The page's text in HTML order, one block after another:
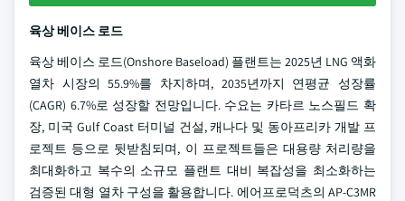
육상 베이스 로드
육상 베이스 로드(Onshore Baseload) 플랜트는 2025년 LNG 액화
열차 시장의 55.9%를 차지하며, 2035년까지 연평균 성장률
(CAGR) 6.7%로 성장할 전망입니다. 수요는 카타르 노스필드 확
장, 미국 Gulf Coast 터미널 건설, 캐나다 및 동아프리카 개발 프
로젝트 등으로 뒷받침되며, 이 프로젝트들은 대용량 처리량을
최대화하고 복수의 소규모 플랜트 대비 복잡성을 최소화하는
검증된 대형 열차 구성을 활용합니다. 에어프로덕츠의 AP-C3MR